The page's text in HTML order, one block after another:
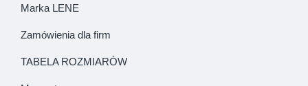
Marka LENE
Zamówienia dla firm
TABELA ROZMIARÓW